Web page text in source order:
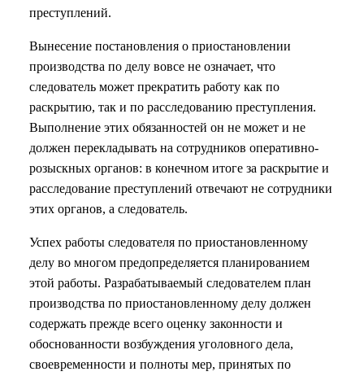
преступлений.
Вынесение постановления о приостановлении
производства по делу вовсе не означает, что
следователь может прекратить работу как по
раскрытию, так и по расследованию преступления.
Выполнение этих обязанностей он не может и не
должен перекладывать на сотрудников оперативно-
розыскных органов: в конечном итоге за раскрытие и
расследование преступлений отвечают не сотрудники
этих органов, а следователь.
Успех работы следователя по приостановленному
делу во многом предопределяется планированием
этой работы. Разрабатываемый следователем план
производства по приостановленному делу должен
содержать прежде всего оценку законности и
обоснованности возбуждения уголовного дела,
своевременности и полноты мер, принятых по